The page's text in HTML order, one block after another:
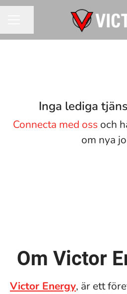
Inga lediga
Connecta med oss och
om nya
Om Victor
Victor Energy, är ett